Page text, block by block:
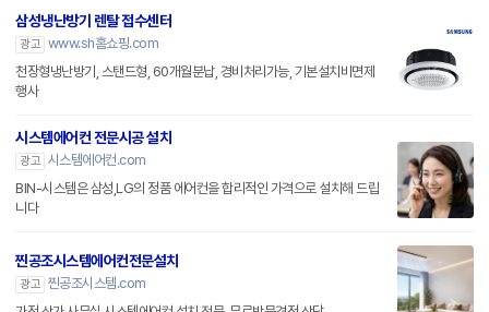
삼성냉난방기 렌탈 접수센터
광고 www.sh홈쇼핑.com
천장형냉난방기, 스탠드형, 60개월분납, 경비처리가능, 기본설치비면제
행사
시스템에어컨 전문시공 설치
광고 시스템에어컨.com
BIN-시스템은 삼성,LG의 정품 에어컨을 합리적인 가격으로 설치해 드립
니다
찐공조시스템에어컨전문설치
광고 찐공조시스템.com